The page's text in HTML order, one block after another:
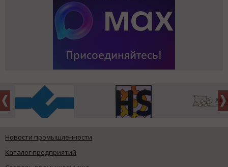
Новости промышленности
Каталог предприятий